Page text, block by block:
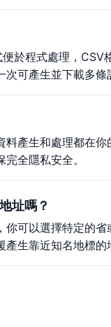
於程式處理，
可產生並下載多條
產生和處理都在
全隱私安全。
址嗎？
可以選擇特定的
生靠近知名地標的